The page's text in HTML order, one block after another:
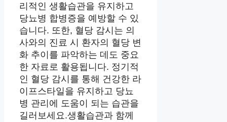
리적인 생활습관을 유지하고
당뇨병 합병증을 예방할 수 있
습니다. 또한, 혈당 감시는 의
사와의 진료 시 환자의 혈당 변
화 추이를 파악하는 데도 중요
한 자료로 활용됩니다. 정기적
인 혈당 감시를 통해 건강한 라
이프스타일을 유지하고 당뇨
병 관리에 도움이 되는 습관을
길러보세요.생활습관과 함께